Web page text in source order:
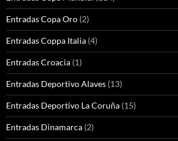
Entradas Copa Oro (2)
Entradas Coppa Italia (4)
Entradas Croacia (1)
Entradas Deportivo Alaves (13)
Entradas Deportivo La Coruña (15)
Entradas Dinamarca (2)